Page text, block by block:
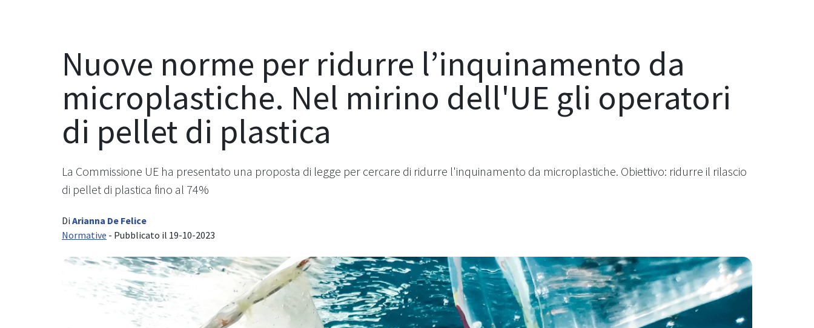
Nuove norme per ridurre l’inquinamento da
microplastiche. Nel mirino dell'UE gli operatori
di pellet di plastica
La Commissione UE ha presentato una proposta di legge per cercare di ridurre l'inquinamento da microplastiche. Obiettivo: ridurre il rilascio
di pellet di plastica fino al 74%
Di Arianna De Felice
Normative - Pubblicato il 19-10-2023